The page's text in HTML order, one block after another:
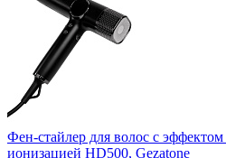
Фен-стайлер для волос с
ионизацией HD500, Gezatone